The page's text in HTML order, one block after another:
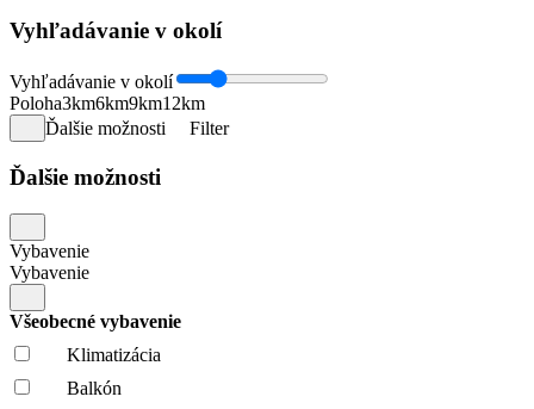
Vyhľadávanie v okolí
Vyhľadávanie v okolí
Poloha3km6km9km12km
Ďalšie možnosti
Filter
Ďalšie možnosti
Vybavenie
Vybavenie
Všeobecné vybavenie
Klimatizácia
Balkón